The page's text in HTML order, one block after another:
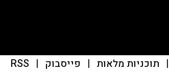
| תוכניות מלאות | פייסבוק |
RSS